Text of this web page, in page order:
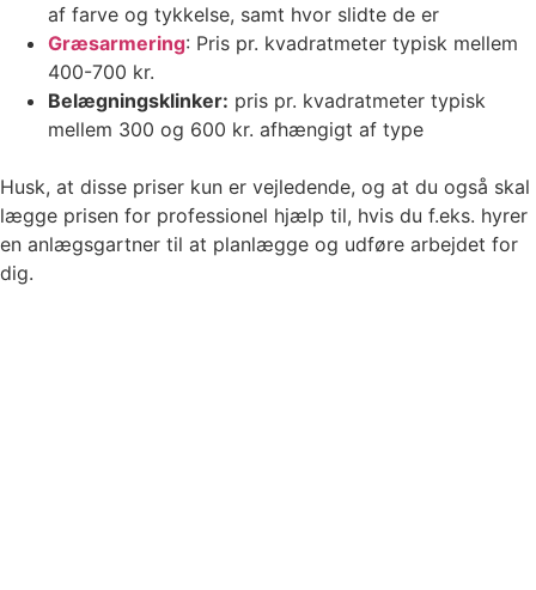
af farve og tykkelse, samt hvor slidte de er
Græsarmering: Pris pr. kvadratmeter typisk mellem
400-700 kr.
Belægningsklinker: pris pr. kvadratmeter typisk
mellem 300 og 600 kr. afhængigt af type
Husk, at disse priser kun er vejledende, og at du også skal
lægge prisen for professionel hjælp til, hvis du f.eks. hyrer
en anlægsgartner til at planlægge og udføre arbejdet for
dig.